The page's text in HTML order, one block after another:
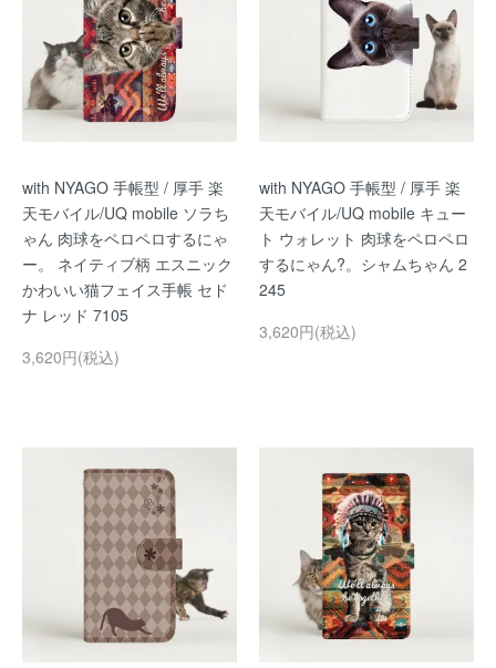
with NYAGO 手帳型 / 厚手 楽
天モバイル/UQ mobile ソラち
ゃん 肉球をペロペロするにゃ
ー。 ネイティブ柄 エスニック
かわいい猫フェイス手帳 セド
ナ レッド 7105
3,620円(税込)
with NYAGO 手帳型 / 厚手 楽
天モバイル/UQ mobile キュー
ト ウォレット 肉球をペロペロ
するにゃん?。シャムちゃん 2
245
3,620円(税込)